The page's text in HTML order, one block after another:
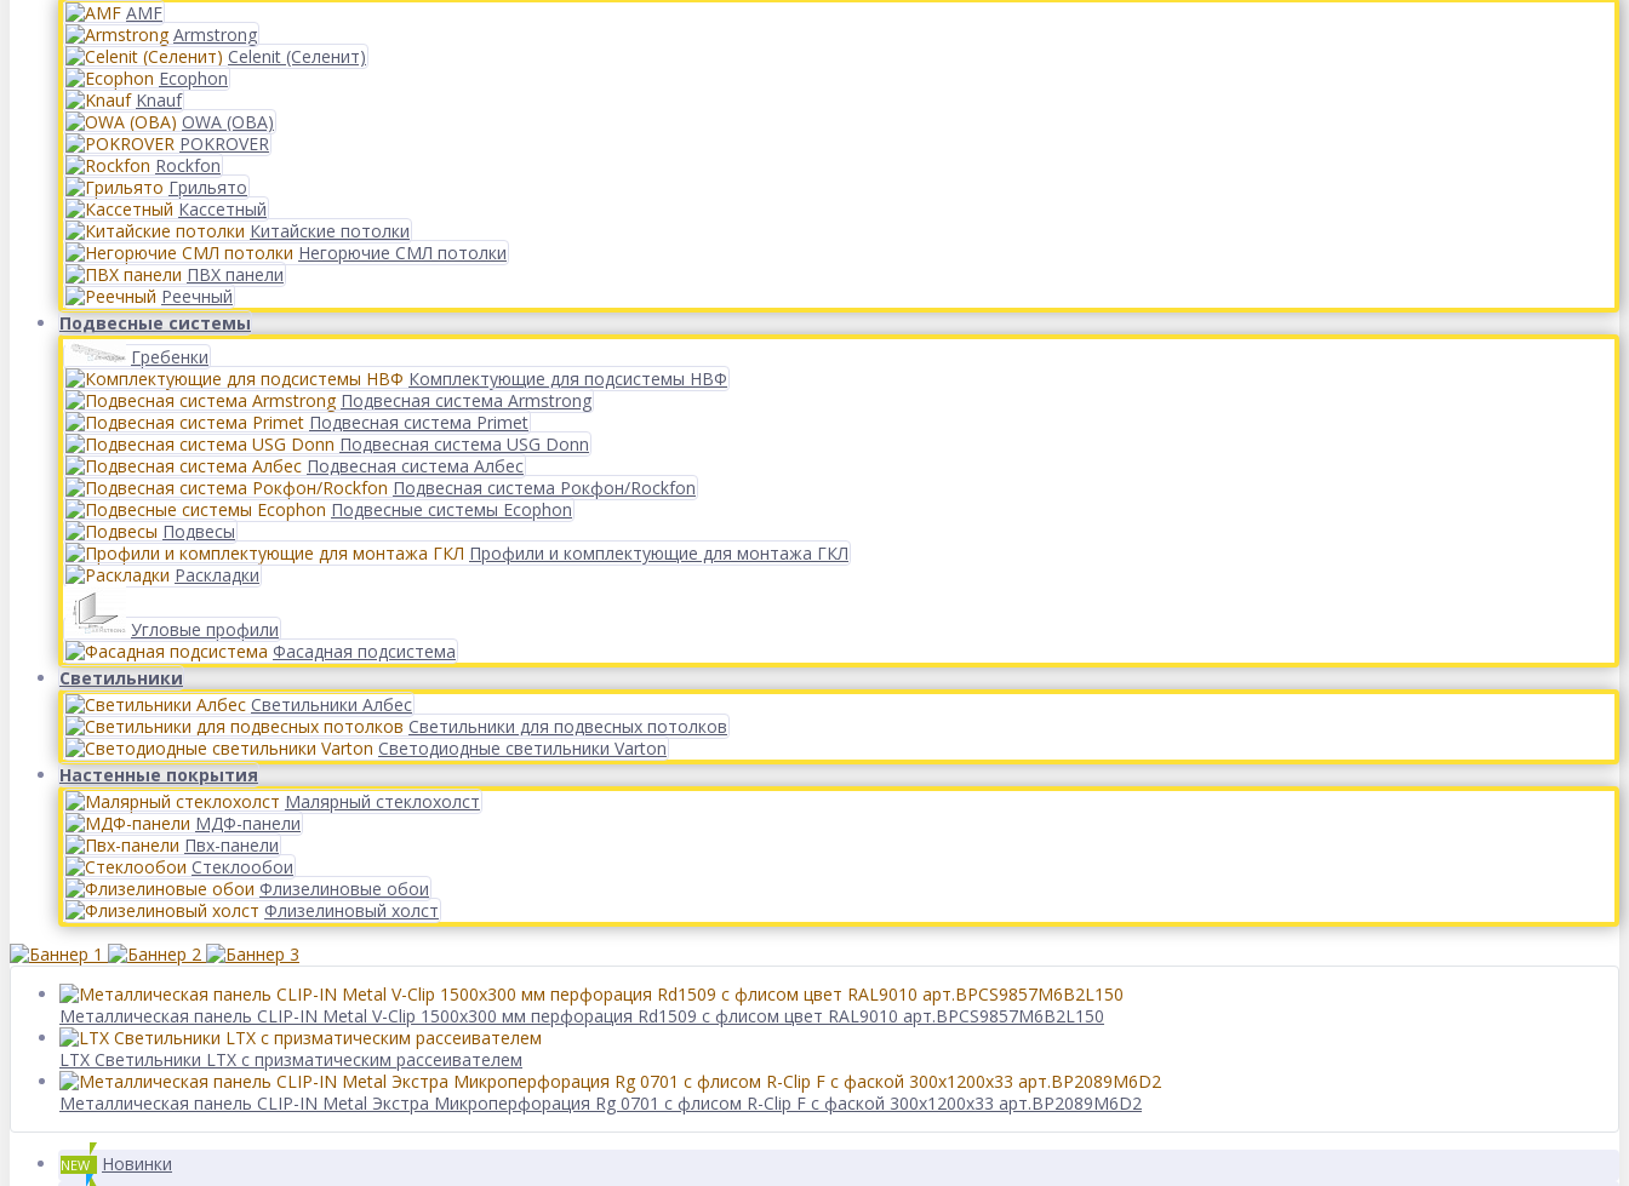
AMF
Armstrong
Celenit (Селенит)
Ecophon
Knauf
OWA (ОВА)
POKROVER
Rockfon
Грильято
Кассетный
Китайские потолки
Негорючие СМЛ потолки
ПВХ панели
Реечный
Подвесные системы
Гребенки
Комплектующие для подсистемы НВФ
Подвесная система Armstrong
Подвесная система Primet
Подвесная система USG Donn
Подвесная система Албес
Подвесная система Рокфон/Rockfon
Подвесные системы Ecophon
Подвесы
Профили и комплектующие для монтажа ГКЛ
Раскладки
Угловые профили
Фасадная подсистема
Светильники
Светильники Албес
Светильники для подвесных потолков
Светодиодные светильники Varton
Настенные покрытия
Малярный стеклохолст
МДФ-панели
Пвх-панели
Стеклообои
Флизелиновые обои
Флизелиновый холст
Металлическая панель CLIP-IN Metal V-Clip 1500x300 мм перфорация Rd1509 с флисом цвет RAL9010 арт.BPCS9857M6B2L150
LTX Светильники LTX с призматическим рассеивателем
Металлическая панель CLIP-IN Metal Экстра Микроперфорация Rg 0701 с флисом R-Clip F с фаской 300x1200x33 арт.BP2089M6D2
NEW Новинки